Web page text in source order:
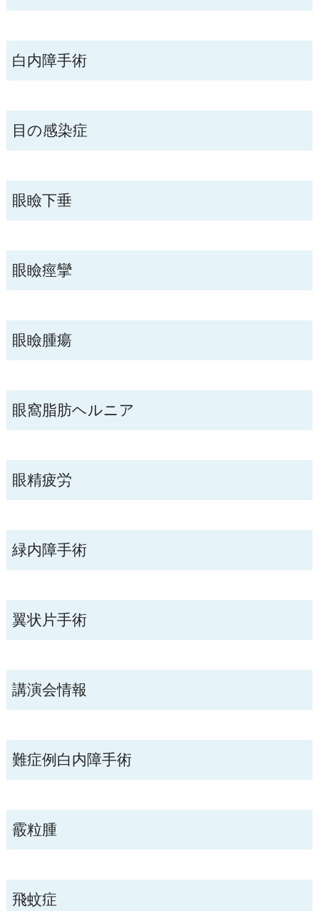
白内障手術
目の感染症
眼瞼下垂
眼瞼痙攣
眼瞼腫瘍
眼窩脂肪ヘルニア
眼精疲労
緑内障手術
翼状片手術
講演会情報
難症例白内障手術
霰粒腫
飛蚊症